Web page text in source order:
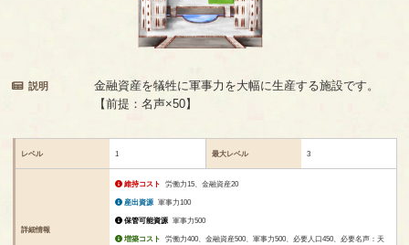
説明
金融資産を犠牲に軍事力を大幅に生産する施設です。
【前提：名声×50】
レベル 1 最大レベル 3
詳細情報
維持コスト 労働力15、金融資産20
産出資源 軍事力100
保管可能資源 軍事力500
増築コスト 労働力400、金融資産500、軍事力500、必要人口450、必要名声：天